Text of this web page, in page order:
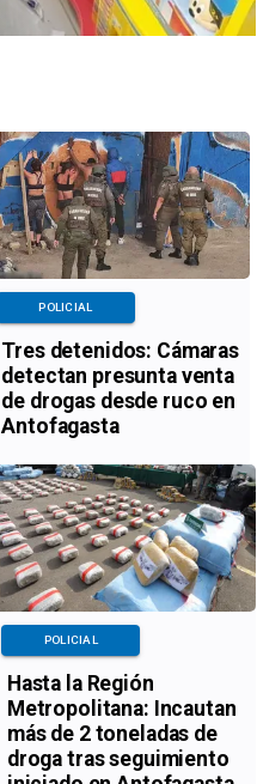
Tres detenidos: Cámaras
detectan presunta venta
de drogas desde ruco en
Antofagasta
POLICIAL
Hasta la Región
Metropolitana: Incautan
más de 2 toneladas de
droga tras seguimiento
POLICIAL